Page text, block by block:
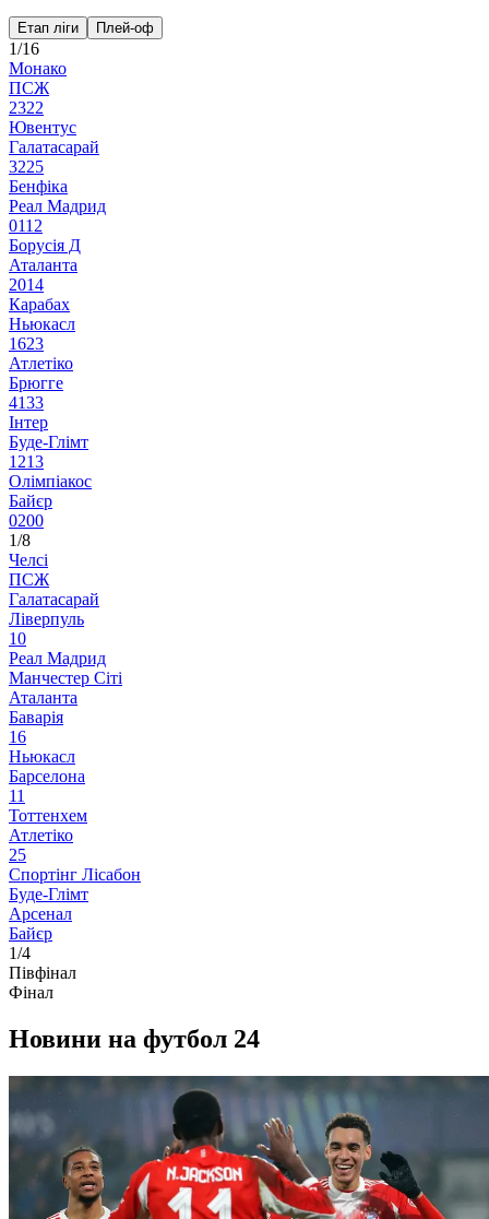
Етап ліги Плей-оф
1/16
Монако
ПСЖ
2322
Ювентус
Галатасарай
3225
Бенфіка
Реал Мадрид
011 2
Борусія Д
Аталанта
2014
Карабах
Ньюкасл
1623
Атлетіко
Брюгге
4133
Інтер
Буде-Глімт
1 213
Олімпіакос
Байєр
0200
1/8
Челсі
ПСЖ
Галатасарай
Ліверпуль
10
Реал Мадрид
Манчестер Сіті
Аталанта
Баварія
16
Ньюкасл
Барселона
11
Тоттенхем
Атлетіко
25
Спортінг Лісабон
Буде-Глімт
Арсенал
Байєр
1/4
Півфінал
Фінал
Новини на футбол 24